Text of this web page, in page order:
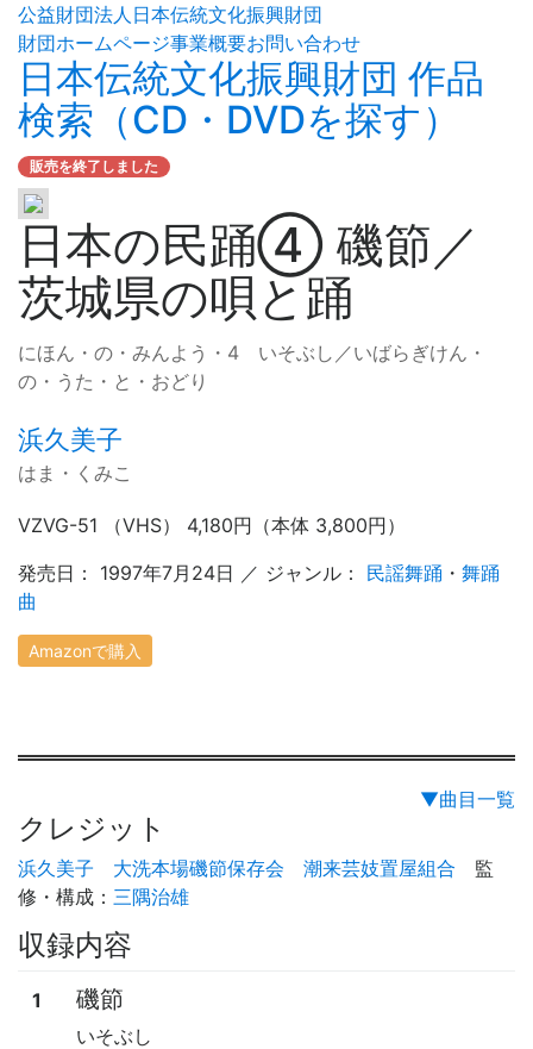
公益財団法人日本伝統文化振興財団
財団ホームページ事業概要お問い合わせ
日本伝統文化振興財団 作品
検索（CD・DVDを探す）
販売を終了しました
日本の民踊④ 磯節／
茨城県の唄と踊
にほん・の・みんよう・4 いそぶし／いばらぎけん・
の・うた・と・おどり
浜久美子
はま・くみこ
VZVG-51 （VHS） 4,180円（本体 3,800円）
発売日： 1997年7月24日 ／ ジャンル： 民謡舞踊 ・ 舞踊
曲
Amazonで購入
▼曲目一覧
クレジット
浜久美子 大洗本場磯節保存会 潮来芸妓置屋組合
監
修・構成 ： 三隅治雄
収録内容
1 磯節
いそぶし